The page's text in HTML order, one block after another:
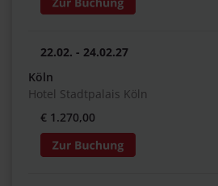
22.02. - 24.02.27
Köln
Hotel Stadtpalais Köln
€ 1.270,00